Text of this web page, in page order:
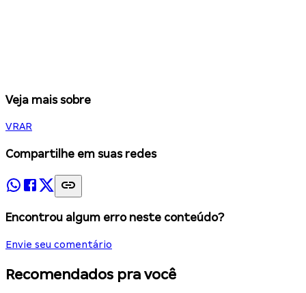
Veja mais sobre
VRAR
Compartilhe em suas redes
Encontrou algum erro neste conteúdo?
Envie seu comentário
Recomendados pra você